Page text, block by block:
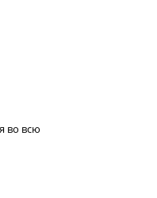
во всю